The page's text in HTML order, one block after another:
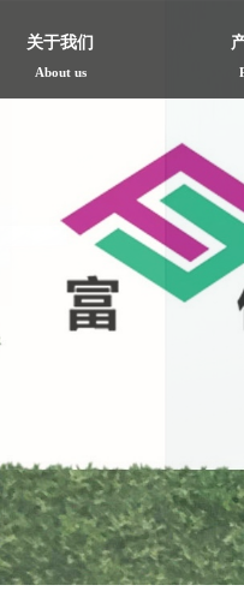
关于我们
About us